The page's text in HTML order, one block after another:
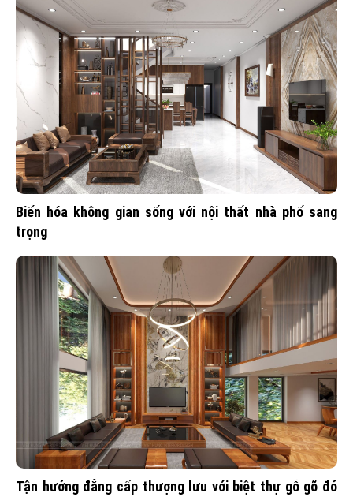
Biến hóa không gian sống với nội thất nhà phố sang
trọng
Tận hưởng đẳng cấp thượng lưu với biệt thự gỗ gõ đỏ